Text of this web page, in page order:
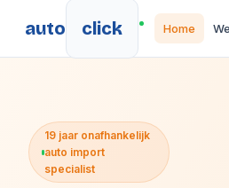
auto click Home
19 jaar onafhankelijk
auto import
specialist